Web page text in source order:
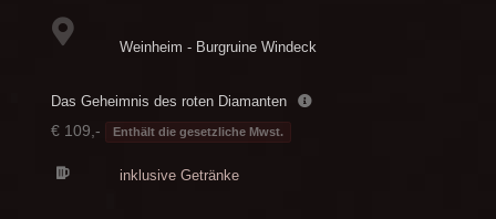
Weinheim - Burgruine Windeck
Das Geheimnis des roten Diamanten
€ 109,- Enthält die gesetzliche Mwst.
inklusive Getränke